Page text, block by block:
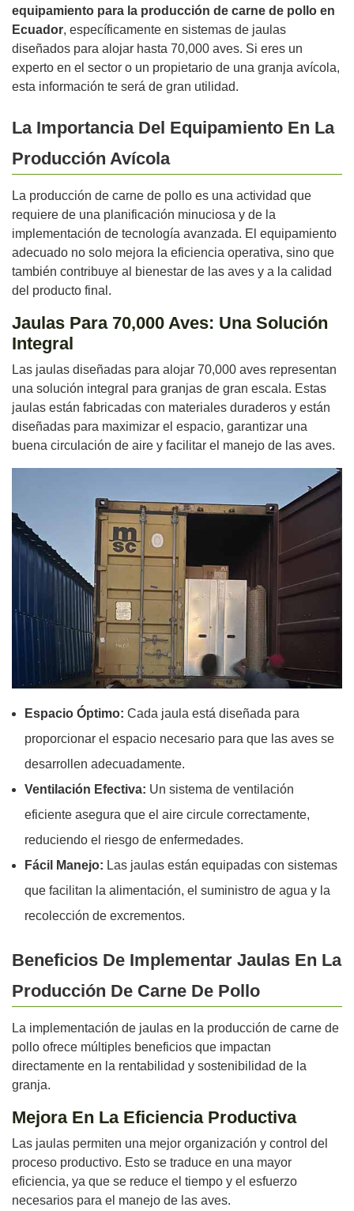
equipamiento para la producción de carne de pollo en
Ecuador, específicamente en sistemas de jaulas
diseñados para alojar hasta 70,000 aves. Si eres un
experto en el sector o un propietario de una granja avícola,
esta información te será de gran utilidad.
La Importancia Del Equipamiento En La
Producción Avícola
La producción de carne de pollo es una actividad que
requiere de una planificación minuciosa y de la
implementación de tecnología avanzada. El equipamiento
adecuado no solo mejora la eficiencia operativa, sino que
también contribuye al bienestar de las aves y a la calidad
del producto final.
Jaulas Para 70,000 Aves: Una Solución
Integral
Las jaulas diseñadas para alojar 70,000 aves representan
una solución integral para granjas de gran escala. Estas
jaulas están fabricadas con materiales duraderos y están
diseñadas para maximizar el espacio, garantizar una
buena circulación de aire y facilitar el manejo de las aves.
Espacio Óptimo: Cada jaula está diseñada para
proporcionar el espacio necesario para que las aves se
desarrollen adecuadamente.
Ventilación Efectiva: Un sistema de ventilación
eficiente asegura que el aire circule correctamente,
reduciendo el riesgo de enfermedades.
Fácil Manejo: Las jaulas están equipadas con sistemas
que facilitan la alimentación, el suministro de agua y la
recolección de excrementos.
Beneficios De Implementar Jaulas En La
Producción De Carne De Pollo
La implementación de jaulas en la producción de carne de
pollo ofrece múltiples beneficios que impactan
directamente en la rentabilidad y sostenibilidad de la
granja.
Mejora En La Eficiencia Productiva
Las jaulas permiten una mejor organización y control del
proceso productivo. Esto se traduce en una mayor
eficiencia, ya que se reduce el tiempo y el esfuerzo
necesarios para el manejo de las aves.